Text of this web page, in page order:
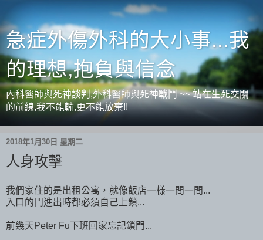
急症外傷外科的大小事...我
的理想,抱負與信念
內科醫師與死神談判,外科醫師與死神戰鬥 ~~ 站在生死交關
的前線,我不能輸,更不能放棄!!
2018年1月30日 星期二
人身攻擊
我們家住的是出租公寓，就像飯店一樣一間一間...
入口的門進出時都必須自己上鎖...
前幾天Peter Fu下班回家忘記鎖門...